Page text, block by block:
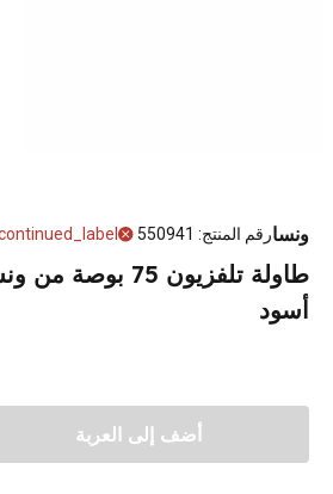
ونسارقم المنتج:
550941
أسود
أضف إلى العربة